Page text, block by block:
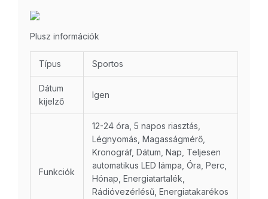
Plusz információk
Típus Sportos
Dátum
kijelző
Igen
Funkciók
12-24 óra, 5 napos riasztás,
Légnyomás, Magasságmérő,
Kronográf, Dátum, Nap, Teljesen
automatikus LED lámpa, Óra, Perc,
Hónap, Energiatartalék,
Rádióvezérlésű, Energiatakarékos